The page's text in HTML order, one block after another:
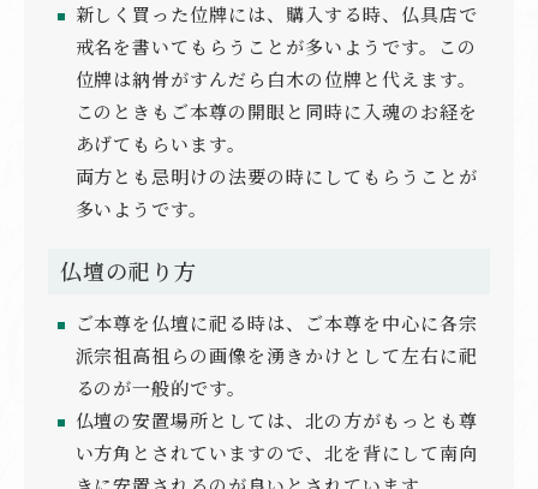
新しく買った位牌には、購入する時、仏具店で
戒名を書いてもらうことが多いようです。この
位牌は納骨がすんだら白木の位牌と代えます。
このときもご本尊の開眼と同時に入魂のお経を
あげてもらいます。
両方とも忌明けの法要の時にしてもらうことが
多いようです。
仏壇の祀り方
ご本尊を仏壇に祀る時は、ご本尊を中心に各宗
派宗祖高祖らの画像を湧きかけとして左右に祀
るのが一般的です。
仏壇の安置場所としては、北の方がもっとも尊
い方角とされていますので、北を背にして南向